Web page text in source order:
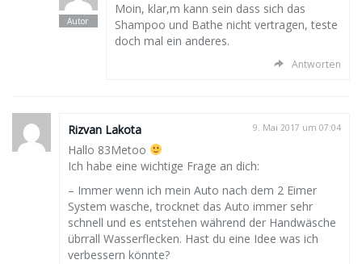
Moin, klar,m kann sein dass sich das
Shampoo und Bathe nicht vertragen, teste
doch mal ein anderes.
Antworten
Rizvan Lakota 9. Mai 2017 um 07:04
Hallo 83Metoo
Ich habe eine wichtige Frage an dich:
– Immer wenn ich mein Auto nach dem 2 Eimer
System wasche, trocknet das Auto immer sehr
schnell und es entstehen während der Handwäsche
übrrall Wasserflecken. Hast du eine Idee was ich
verbessern könnte?